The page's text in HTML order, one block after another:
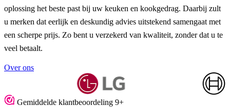
oplossing het beste past bij uw keuken en kookgedrag. Daarbij zult
u merken dat eerlijk en deskundig advies uitstekend samengaat met
een scherpe prijs. Zo bent u verzekerd van kwaliteit, zonder dat u te
veel betaalt.
Over ons
Gemiddelde klantbeoordeling 9+